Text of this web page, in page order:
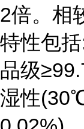
2倍。相
特性包
品级
湿性